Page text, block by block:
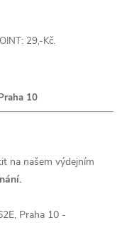
29,-Kč.
10
na našem výdejním
Praha 10 -